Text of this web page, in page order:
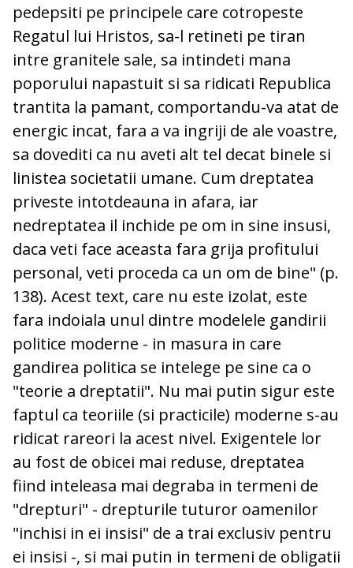
pedepsiti pe principele care cotropeste
Regatul lui Hristos, sa-l retineti pe tiran
intre granitele sale, sa intindeti mana
poporului napastuit si sa ridicati Republica
trantita la pamant, comportandu-va atat de
energic incat, fara a va ingriji de ale voastre,
sa dovediti ca nu aveti alt tel decat binele si
linistea societatii umane. Cum dreptatea
priveste intotdeauna in afara, iar
nedreptatea il inchide pe om in sine insusi,
daca veti face aceasta fara grija profitului
personal, veti proceda ca un om de bine" (p.
138). Acest text, care nu este izolat, este
fara indoiala unul dintre modelele gandirii
politice moderne - in masura in care
gandirea politica se intelege pe sine ca o
"teorie a dreptatii". Nu mai putin sigur este
faptul ca teoriile (si practicile) moderne s-au
ridicat rareori la acest nivel. Exigentele lor
au fost de obicei mai reduse, dreptatea
fiind inteleasa mai degraba in termeni de
"drepturi" - drepturile tuturor oamenilor
"inchisi in ei insisi" de a trai exclusiv pentru
ei insisi -, si mai putin in termeni de obligatii